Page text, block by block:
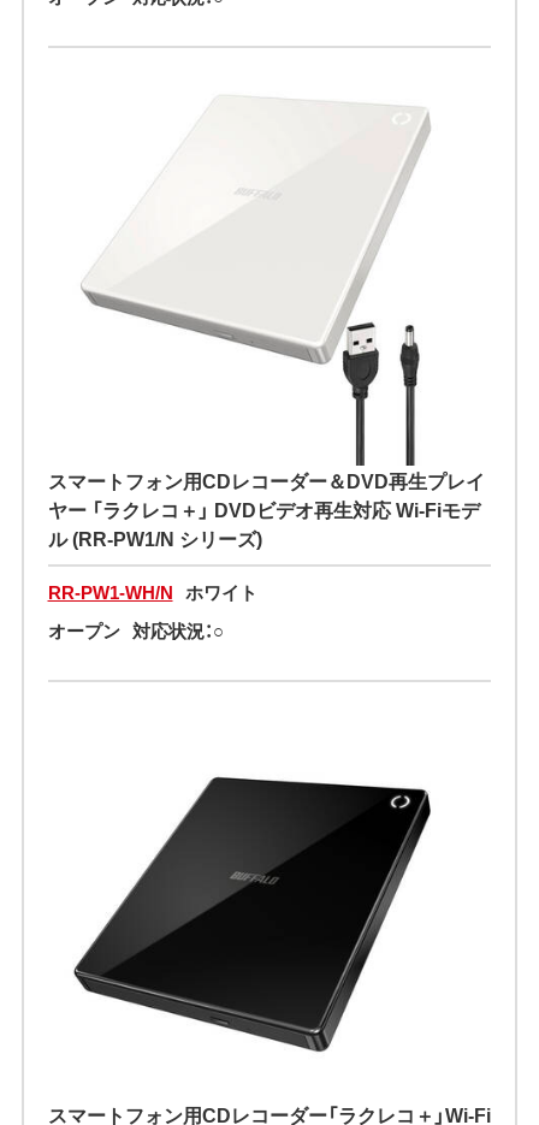
スマートフォン用CDレコーダー＆DVD再生プレイ
ヤー 「ラクレコ＋」 DVDビデオ再生対応 Wi-Fiモデ
ル (RR-PW1/N シリーズ)
RR-PW1-WH/N ホワイト
オープン 対応状況：○
スマートフォン用CDレコーダー「ラクレコ＋」Wi-Fi